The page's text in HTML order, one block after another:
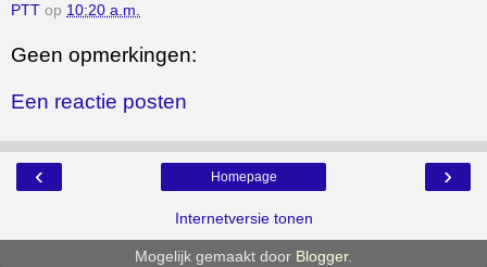
PTT op 10:20 a.m.
Geen opmerkingen:
Een reactie posten
‹ ›
Homepage
Internetversie tonen
Mogelijk gemaakt door Blogger.